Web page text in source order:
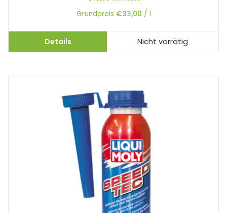
Grundpreis €33,00 / l
Details Nicht vorrätig